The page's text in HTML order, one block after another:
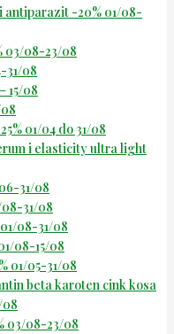
antiparazit -20% 01/08-
03/08-23/08
31/08
15/08
01/04 do 31/08
i elasticity ultra light
31/08
31/08
08-31/08
08-15/08
01/05-31/08
beta karoten cink kosa
03/08-23/08